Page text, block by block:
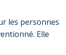
les personnes
Elle